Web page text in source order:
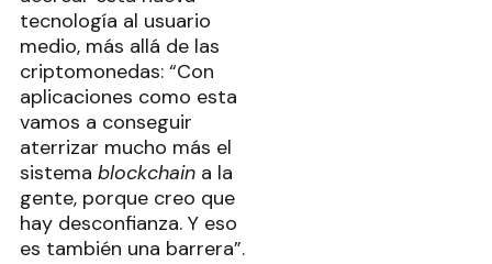
tecnología al usuario
medio, más allá de las
criptomonedas: “Con
aplicaciones como esta
vamos a conseguir
aterrizar mucho más el
sistema blockchaina la
gente, porque creo que
hay desconfianza. Y eso
es también una barrera”.